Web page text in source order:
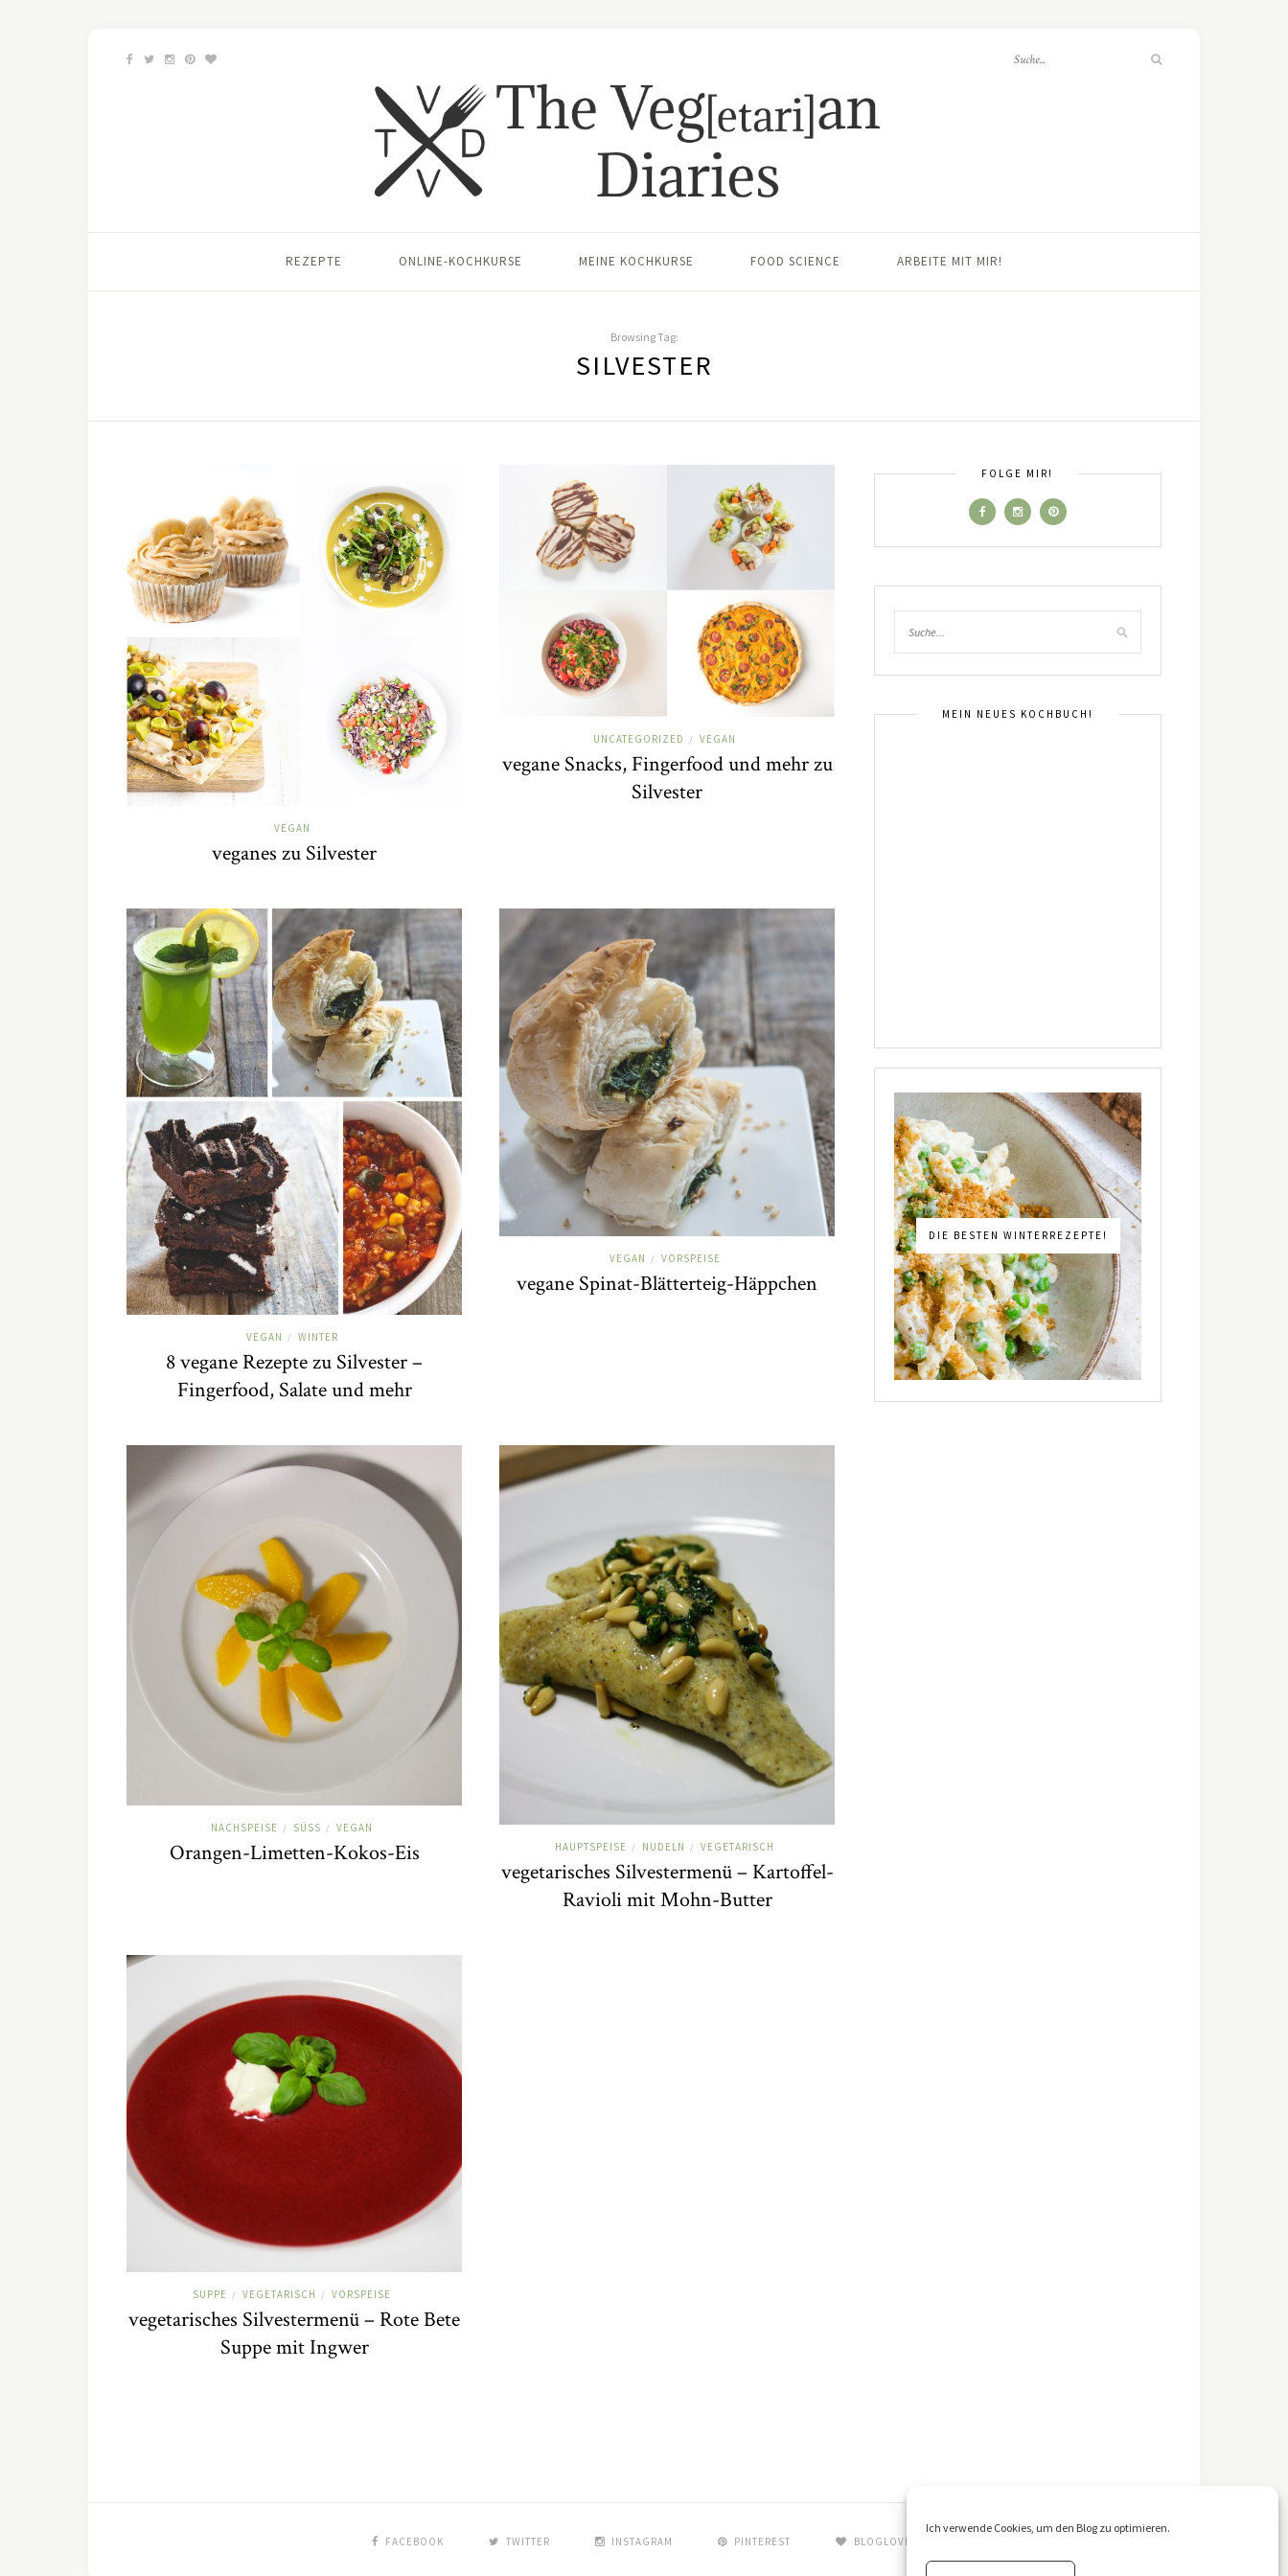
Ich verwende Cookies, um den Blog zu optimieren.
REZEPTE ONLINE-KOCHKURSE MEINE KOCHKURSE FOOD SCIENCE ARBEITE MIT MIR!
Browsing Tag:
SILVESTER
VEGAN
veganes zu Silvester
UNCATEGORIZED / VEGAN
vegane Snacks, Fingerfood und mehr zu
Silvester
VEGAN / WINTER
8 vegane Rezepte zu Silvester –
Fingerfood, Salate und mehr
VEGAN / VORSPEISE
vegane Spinat-Blätterteig-Häppchen
NACHSPEISE / SÜSS / VEGAN
Orangen-Limetten-Kokos-Eis HAUPTSPEISE / NUDELN / VEGETARISCH
vegetarisches Silvestermenü – Kartoffel-
Ravioli mit Mohn-Butter
SUPPE / VEGETARISCH / VORSPEISE
vegetarisches Silvestermenü – Rote Bete
Suppe mit Ingwer
FOLGE MIR!
MEIN NEUES KOCHBUCH!
DIE BESTEN WINTERREZEPTE!
FACEBOOK TWITTER INSTAGRAM PINTEREST BLOGLOVIN